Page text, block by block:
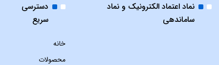
نماد اعتماد الکترونیک و نماد
ساماندهی
دسترسی
سریع
خانه
محصولات